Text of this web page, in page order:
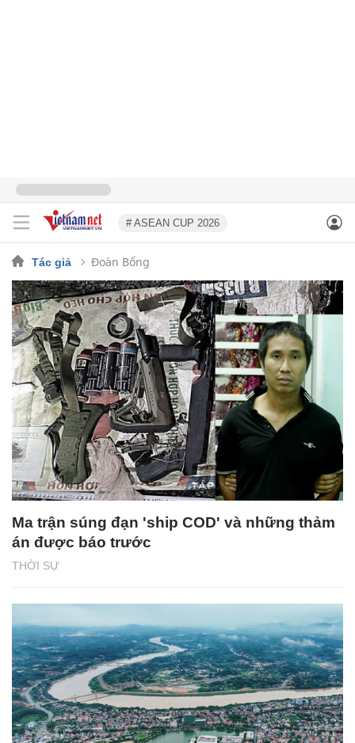
# ASEAN CUP 2026
Tác giả Đoàn Bổng
THỜI SỰ
Ma trận súng đạn 'ship COD' và những thảm
án được báo trước